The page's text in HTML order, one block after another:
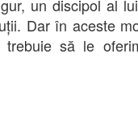
un discipol al
Dar în aceste
să le